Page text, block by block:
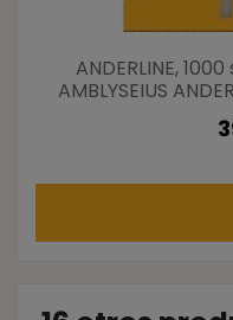
ANDERLINE,
AMBLYSEIUS